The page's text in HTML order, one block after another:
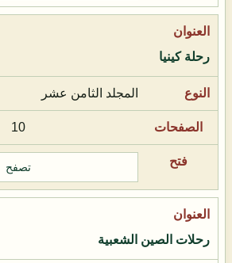
رحلة كينيا
المجلد الثامن عشر
10
تصفح
رحلات الصين الشعبية